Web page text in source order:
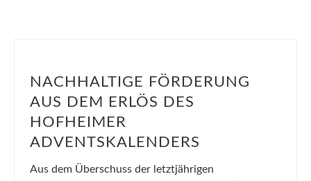
NACHHALTIGE FÖRDERUNG
AUS DEM ERLÖS DES
HOFHEIMER
ADVENTSKALENDERS
Aus dem Überschuss der letztjährigen